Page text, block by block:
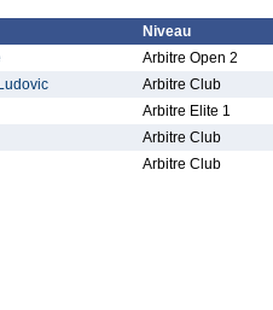
Niveau
Arbitre Open 2
Arbitre Club
Arbitre Elite 1
Arbitre Club
Arbitre Club